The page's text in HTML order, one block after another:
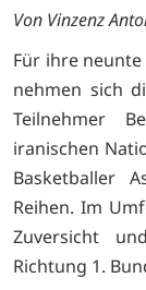
Von Vinzenz
Für ihre
nehmen sich
Teilnehmer
iranischen
Basketballer
Reihen. Im
Zuversicht
Richtung 1.